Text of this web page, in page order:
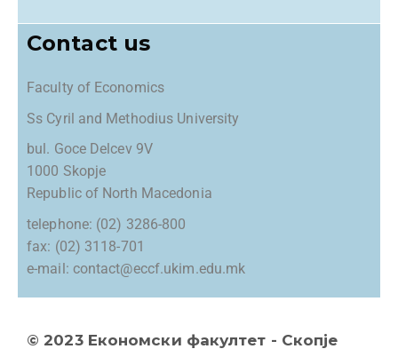
Contact us
Faculty of Economics
Ss Cyril and Methodius University
bul. Goce Delcev 9V
1000 Skopje
Republic of North Macedonia
telephone: (02) 3286-800
fax: (02) 3118-701
e-mail: contact@eccf.ukim.edu.mk
© 2023 Економски факултет - Скопје